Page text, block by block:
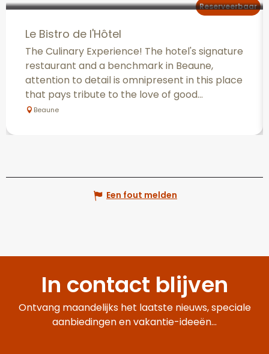
Le Bistro de l'Hôtel
The Culinary Experience! The hotel's signature
restaurant and a benchmark in Beaune,
attention to detail is omnipresent in this place
that pays tribute to the love of good...
Beaune
Reserveerbaar
Een fout melden
In contact blijven
Ontvang maandelijks het laatste nieuws, speciale
aanbiedingen en vakantie-ideeën...